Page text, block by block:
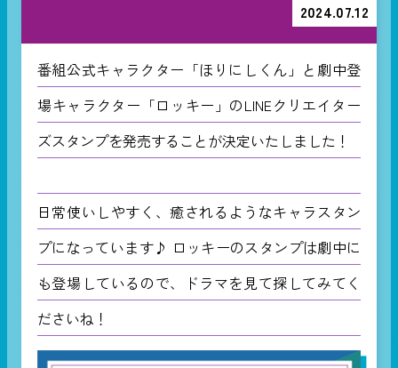
2024.07.12
番組公式キャラクター「ほりにしくん」と劇中登
場キャラクター「ロッキー」のLINEクリエイター
ズスタンプを発売することが決定いたしました！
日常使いしやすく、癒されるようなキャラスタン
プになっています♪ ロッキーのスタンプは劇中に
も登場しているので、ドラマを見て探してみてく
ださいね！